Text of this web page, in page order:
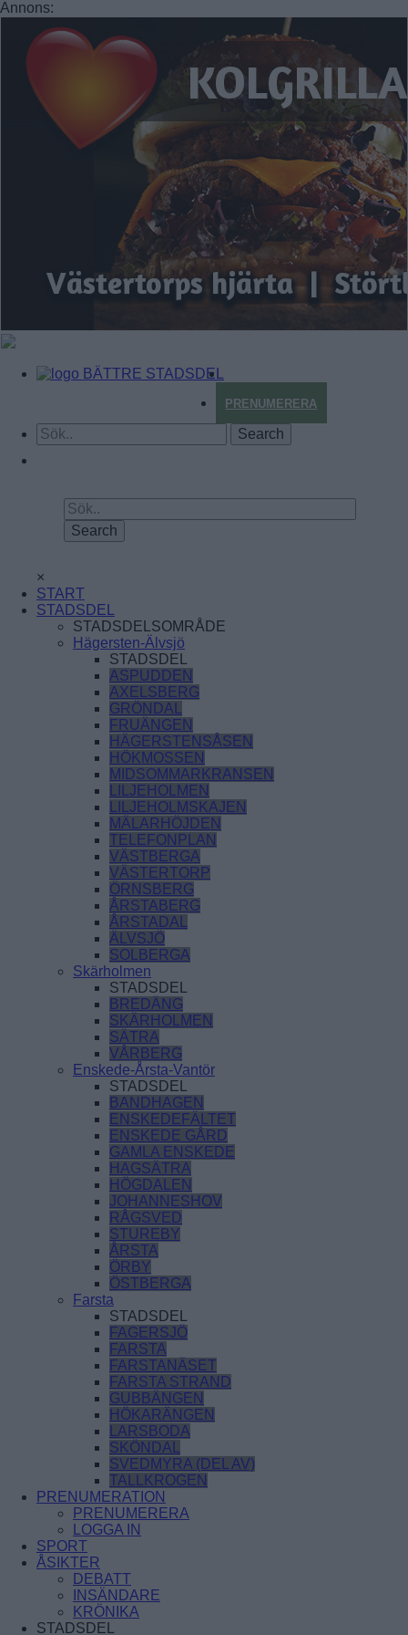
Annons:
BÄTTRE STADSDEL
PRENUMERERA
×
START
STADSDEL
STADSDELSOMRÅDE
Hägersten-Älvsjö
STADSDEL
ASPUDDEN
AXELSBERG
GRÖNDAL
FRUÄNGEN
HÄGERSTENSÅSEN
HÖKMOSSEN
MIDSOMMARKRANSEN
LILJEHOLMEN
LILJEHOLMSKAJEN
MÄLARHÖJDEN
TELEFONPLAN
VÄSTBERGA
VÄSTERTORP
ÖRNSBERG
ÅRSTABERG
ÅRSTADAL
ÄLVSJÖ
SOLBERGA
Skärholmen
STADSDEL
BREDÄNG
SKÄRHOLMEN
SÄTRA
VÅRBERG
Enskede-Årsta-Vantör
STADSDEL
BANDHAGEN
ENSKEDEFÄLTET
ENSKEDE GÅRD
GAMLA ENSKEDE
HAGSÄTRA
HÖGDALEN
JOHANNESHOV
RÅGSVED
STUREBY
ÅRSTA
ÖRBY
ÖSTBERGA
Farsta
STADSDEL
FAGERSJÖ
FARSTA
FARSTANÄSET
FARSTA STRAND
GUBBÄNGEN
HÖKARÄNGEN
LARSBODA
SKÖNDAL
SVEDMYRA (DEL AV)
TALLKROGEN
PRENUMERATION
PRENUMERERA
LOGGA IN
SPORT
ÅSIKTER
DEBATT
INSÄNDARE
KRÖNIKA
STADSDEL